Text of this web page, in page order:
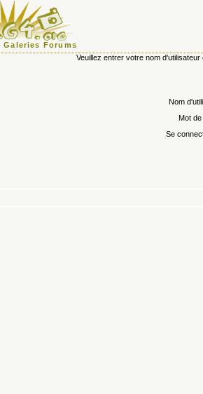
Galeries Forums
Veuillez entrer votre nom
Nom
Mot
Se